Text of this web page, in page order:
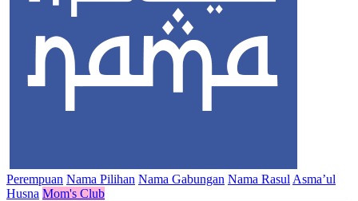
Perempuan Nama Pilihan Nama Gabungan Nama Rasul Asma’ul
Husna Mom's Club